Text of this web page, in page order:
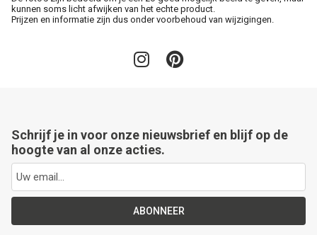
Tips & tricks
Solden
kunnen soms licht afwijken van het echte product.
Prijzen en informatie zijn dus onder voorbehoud van wijzigingen.
Schrijf je in voor onze nieuwsbrief en blijf op de
hoogte van al onze acties.
ABONNEER